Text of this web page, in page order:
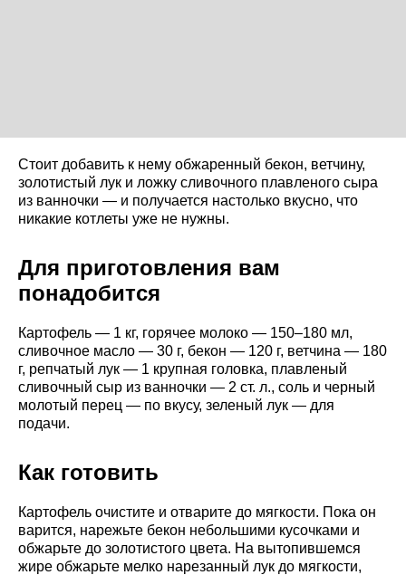
Стоит добавить к нему обжаренный бекон, ветчину,
золотистый лук и ложку сливочного плавленого сыра
из ванночки — и получается настолько вкусно, что
никакие котлеты уже не нужны.
Для приготовления вам
понадобится
Картофель — 1 кг, горячее молоко — 150–180 мл,
сливочное масло — 30 г, бекон — 120 г, ветчина — 180
г, репчатый лук — 1 крупная головка, плавленый
сливочный сыр из ванночки — 2 ст. л., соль и черный
молотый перец — по вкусу, зеленый лук — для
подачи.
Как готовить
Картофель очистите и отварите до мягкости. Пока он
варится, нарежьте бекон небольшими кусочками и
обжарьте до золотистого цвета. На вытопившемся
жире обжарьте мелко нарезанный лук до мягкости,